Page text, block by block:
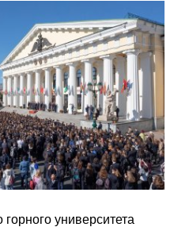
горного университета